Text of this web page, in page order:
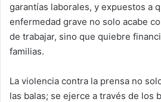
garantías laborales, y expuestos a
enfermedad grave no solo acabe
de trabajar, sino que quiebre
familias.
La violencia contra la prensa no
las balas; se ejerce a través de los